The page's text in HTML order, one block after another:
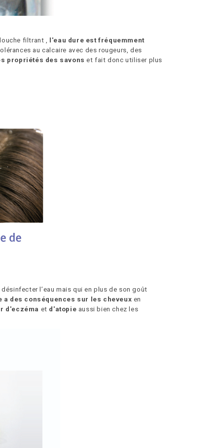
filtrant , l'eau dure est fréquemment
au calcaire avec des rougeurs, des
propriétés des savons et fait donc utiliser plus
l’eau mais qui en plus de son goût
a des conséquences sur les cheveux en
d'eczéma et d'atopie aussi bien chez les